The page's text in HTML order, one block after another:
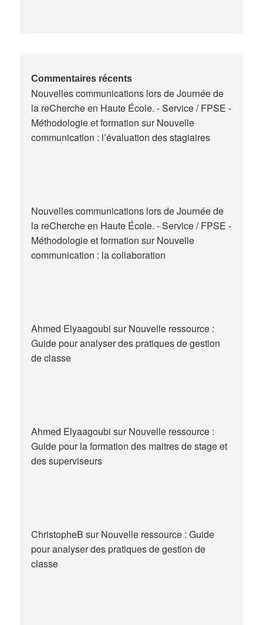
de
stage
en
Belgique
Commentaires récents
Nouvelles communications lors de Journée de
la reCherche en Haute École. - Service / FPSE -
Méthodologie et formation surNouvelle
communication : l’évaluation des stagiaires
Nouvelles communications lors de Journée de
la reCherche en Haute École. - Service / FPSE -
Méthodologie et formation surNouvelle
communication : la collaboration
Ahmed Elyaagoubi surNouvelle ressource :
Guide pour analyser des pratiques de gestion
de classe
Ahmed Elyaagoubi surNouvelle ressource :
Guide pour la formation des maitres de stage et
des superviseurs
ChristopheB surNouvelle ressource : Guide
pour analyser des pratiques de gestion de
classe